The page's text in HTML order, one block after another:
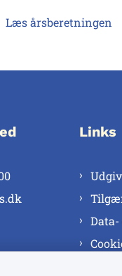
Læs årsberetningen
Links